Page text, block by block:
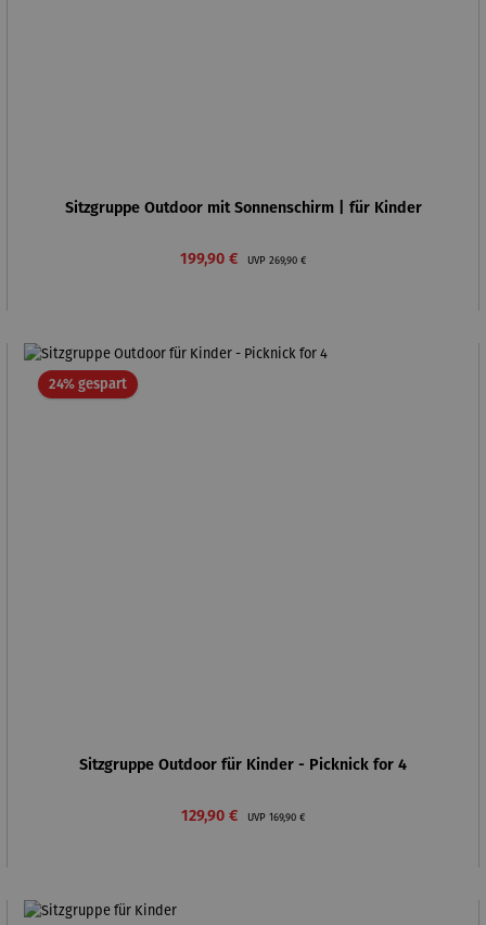
Sitzgruppe Outdoor mit Sonnenschirm | für Kinder
Verkaufspreis:
199,90 € UVP Regulärer Preis:
269,90 €
24% gespartRabatt
Sitzgruppe Outdoor für Kinder - Picknick for 4
Verkaufspreis:
129,90 € UVP Regulärer Preis:
169,90 €